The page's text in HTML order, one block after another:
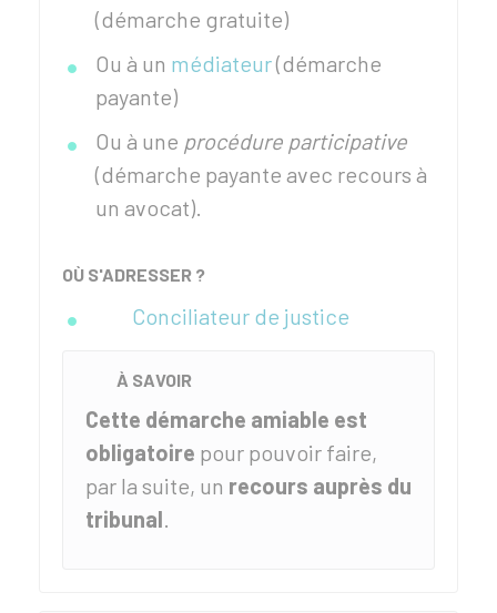
(démarche gratuite)
Ou à un médiateur(démarche
payante)
Ou à une procédure participative
(démarche payante avec recours à
un avocat).
OÙ S'ADRESSER ?
Conciliateur de justice
À SAVOIR
Cette démarche amiable est
obligatoire pour pouvoir faire,
par la suite, un recours auprès du
tribunal.